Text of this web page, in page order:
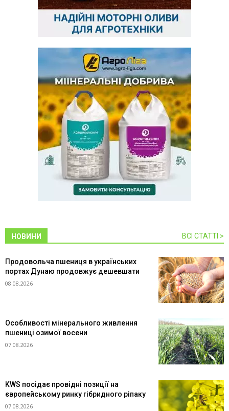
НОВИНИ ВСІ СТАТТІ >
Продовольча пшениця в українських
портах Дунаю продовжує дешевшати
08.08.2026
Особливості мінерального живлення
пшениці озимої восени
07.08.2026
KWS посідає провідні позиції на
європейському ринку гібридного ріпаку
07.08.2026